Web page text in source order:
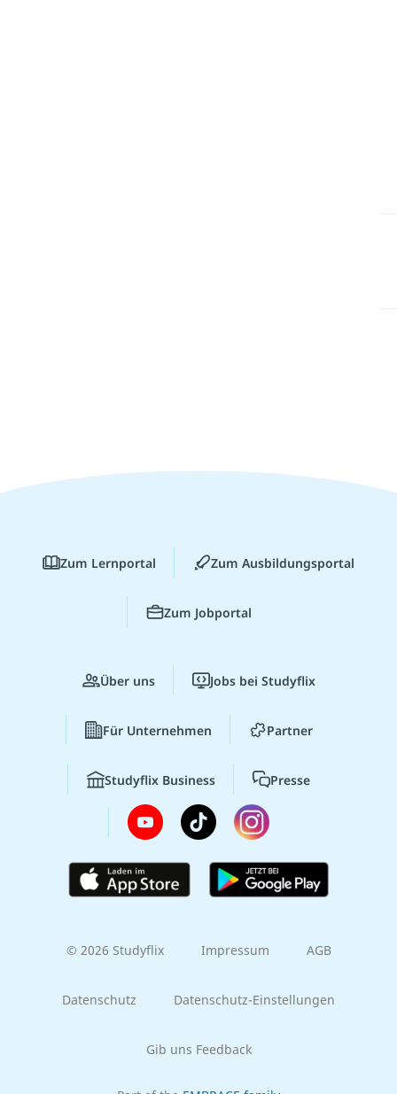
Zum Lernportal Zum Ausbildungsportal
Zum Jobportal
Über uns Jobs bei Studyflix
Für Unternehmen Partner
Studyflix Business Presse
© 2026 Studyflix Impressum AGB
Datenschutz Datenschutz-Einstellungen
Gib uns Feedback